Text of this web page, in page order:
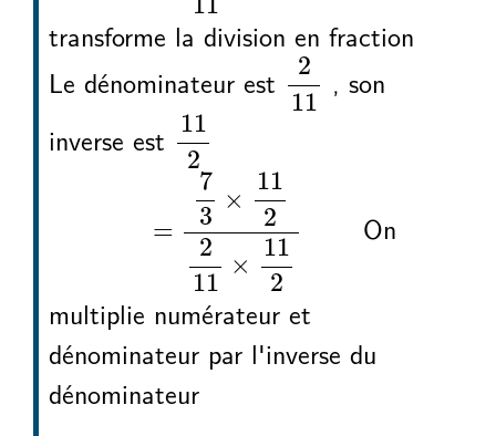
transforme la division en fraction
Le dénominateur est
2
11
211
, son
inverse est 11
2
112
=
7
3
×
11
2
2
11
×
11
2
×11 11
On
multiplie numérateur et
dénominateur par l'inverse du
dénominateur
73÷211